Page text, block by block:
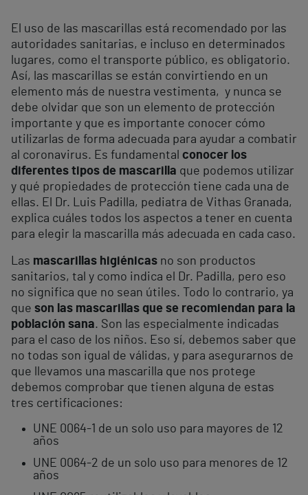
El uso de las mascarillas está recomendado por las
autoridades sanitarias, e incluso en determinados
lugares, como el transporte público, es obligatorio.
Así, las mascarillas se están convirtiendo en un
elemento más de nuestra vestimenta, y nunca se
debe olvidar que son un elemento de protección
importante y que es importante conocer cómo
utilizarlas de forma adecuada para ayudar a combatir
al coronavirus. Es fundamental conocer los
diferentes tipos de mascarilla que podemos utilizar
y qué propiedades de protección tiene cada una de
ellas. El Dr. Luis Padilla, pediatra de Vithas Granada,
explica cuáles todos los aspectos a tener en cuenta
para elegir la mascarilla más adecuada en cada caso.
Las mascarillas higiénicas no son productos
sanitarios, tal y como indica el Dr. Padilla, pero eso
no significa que no sean útiles. Todo lo contrario, ya
que son las mascarillas que se recomiendan para la
población sana. Son las especialmente indicadas
para el caso de los niños. Eso sí, debemos saber que
no todas son igual de válidas, y para asegurarnos de
que llevamos una mascarilla que nos protege
debemos comprobar que tienen alguna de estas
tres certificaciones:
UNE 0064-1 de un solo uso para mayores de 12
años
UNE 0064-2 de un solo uso para menores de 12
años